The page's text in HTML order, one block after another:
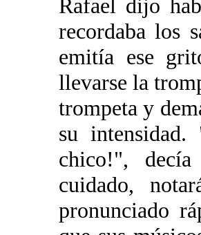
Rafael dijo
recordaba los
emitía ese
llevarse la
trompeta y
su intensidad.
chico!", decía
cuidado,
pronunciado